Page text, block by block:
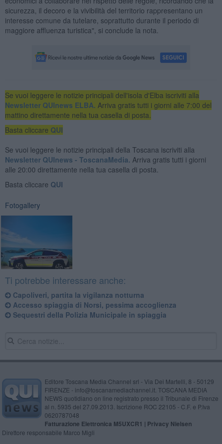
sicurezza, il decoro e la vivibilità del territorio rappresentano un
interesse comune da tutelare, soprattutto durante il periodo di
maggiore affluenza turistica", si conclude la nota.
Se vuoi leggere le notizie principali dell'isola d'Elba iscriviti alla
Newsletter QUInews ELBA. Arriva gratis tutti i giorni alle 7:00 del
mattino direttamente nella tua casella di posta.
Basta cliccare QUI
Se vuoi leggere le notizie principali della Toscana iscriviti alla
Newsletter QUInews - ToscanaMedia. Arriva gratis tutti i giorni
alle 20:00 direttamente nella tua casella di posta.
Basta cliccare QUI
Fotogallery
Ti potrebbe interessare anche:
Capoliveri, partita la vigilanza notturna
Accesso spiaggia di Norsi, pessima accoglienza
Sequestri della Polizia Municipale in spiaggia
Editore Toscana Media Channel srl - Via Dei Martelli, 8 - 50129
FIRENZE - info@toscanamediachannel.it. TOSCANA MEDIA
NEWS quotidiano on line registrato presso il Tribunale di Firenze
al n. 5935 del 27.09.2013. Iscrizione ROC 22105 - C.F. e P.Iva
0620787048
Fatturazione Elettronica M5UXCR1 | Privacy Nielsen
Direttore responsabile Marco Migli